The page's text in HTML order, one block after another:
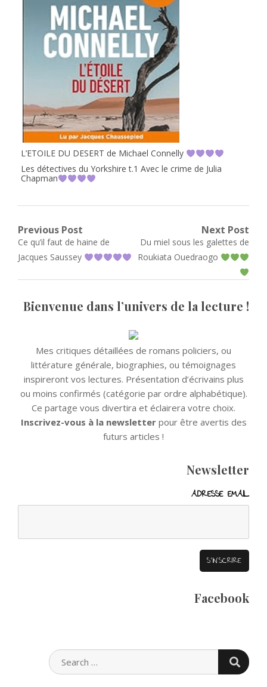
L’ETOILE DU DESERT de Michael Connelly
Les détectives du Yorkshire t.1 Avec le crime de Julia
Chapman
Navigation
de
l’article
Previous Post
Previous
post:
Ce qu’il faut de haine de
Jacques Saussey
Next Post
Next
post:
Du miel sous les galettes de
Roukiata Ouedraogo
Bienvenue dans l’univers de la lecture !
Mes critiques détaillées de romans policiers, ou
littérature générale, biographies, ou témoignages
inspireront vos lectures. Présentation d’écrivains plus
ou moins confirmés (catégorie par ordre alphabétique).
Ce partage vous divertira et éclairera votre choix.
Inscrivez-vous à la newsletterpour être avertis des
futurs articles !
Newsletter
ADRESSE EMAIL
Facebook
SEARCH
FOR: